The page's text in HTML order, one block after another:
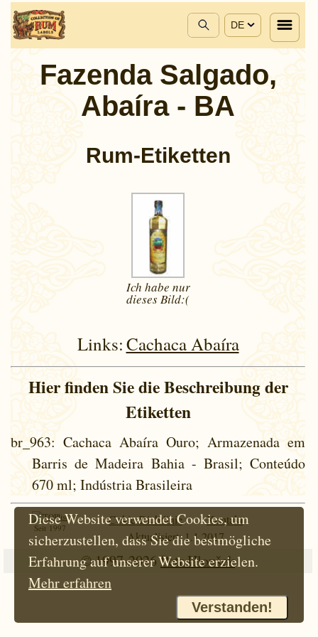
DE
Fazenda Salgado,
Abaíra - BA
Rum-Etiketten
Ich habe nur
diesesBild:(
Links:Cachaca Abaíra
Hier finden Sie die Beschreibung der
Etiketten
br_963: Cachaca Abaíra Ouro; Armazenada em
Barris de Madeira Bahia - Brasil; Conteúdo
670 ml; Indústria Brasileira
Seit 1997
Cokie-Richtlinie
Kontakt
Aktualisiert: 1.1.2017
© 1997-2026 Petr Hloušek
Diese Website verwendet Cookies, um
sicherzustellen, dass Sie die bestmögliche
Erfahrung auf unserer Website erzielen.
Mehr erfahren
Verstanden!